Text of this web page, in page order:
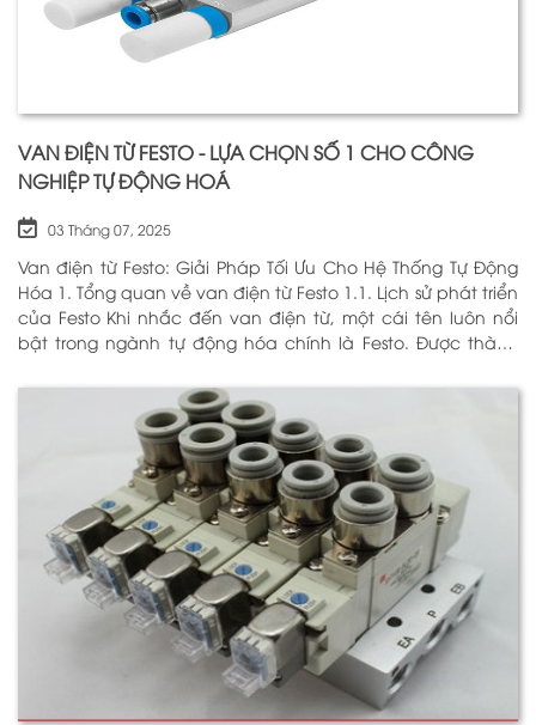
VAN ĐIỆN TỪ FESTO - LỰA CHỌN SỐ 1 CHO CÔNG
NGHIỆP TỰ ĐỘNG HOÁ
03 Tháng 07, 2025
Van điện từ Festo: Giải Pháp Tối Ưu Cho Hệ Thống Tự Động
Hóa 1. Tổng quan về van điện từ Festo 1.1. Lịch sử phát triển
của Festo Khi nhắc đến van điện từ, một cái tên luôn nổi
bật trong ngành tự động hóa chính là Festo. Được thành